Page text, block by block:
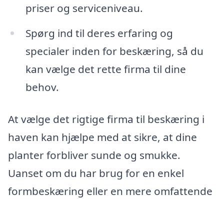
priser og serviceniveau.
Spørg ind til deres erfaring og
specialer inden for beskæring, så du
kan vælge det rette firma til dine
behov.
At vælge det rigtige firma til beskæring i
haven kan hjælpe med at sikre, at dine
planter forbliver sunde og smukke.
Uanset om du har brug for en enkel
formbeskæring eller en mere omfattende